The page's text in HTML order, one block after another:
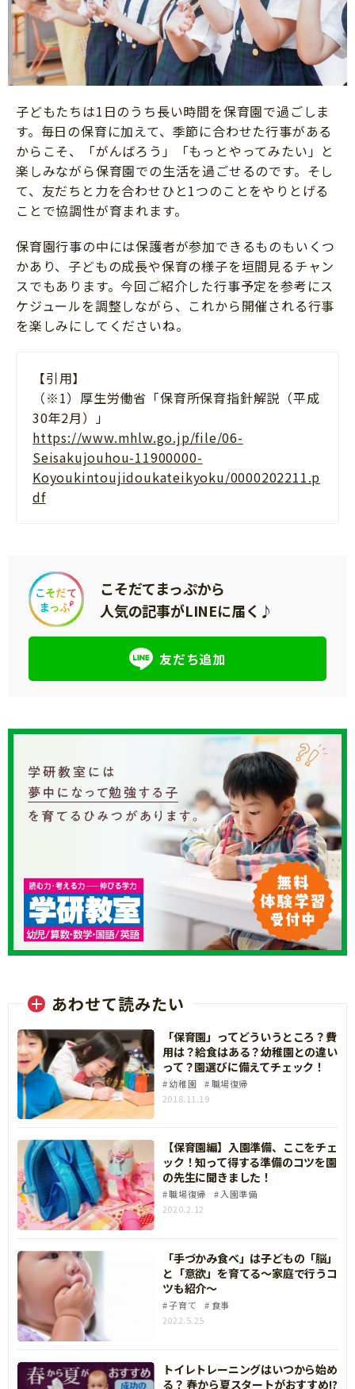
子どもたちは1日のうち長い時間を保育園で過ごしま
す。毎日の保育に加えて、季節に合わせた行事がある
からこそ、「がんばろう」「もっとやってみたい」と
楽しみながら保育園での生活を過ごせるのです。そし
て、友だちと力を合わせひと1つのことをやりとげる
ことで協調性が育まれます。
保育園行事の中には保護者が参加できるものもいくつ
かあり、子どもの成長や保育の様子を垣間見るチャン
スでもあります。今回ご紹介した行事予定を参考にス
ケジュールを調整しながら、これから開催される行事
を楽しみにしてくださいね。
【引用】
（※1）厚生労働省「保育所保育指針解説（平成
30年2月）」
https://www.mhlw.go.jp/file/06-
Seisakujouhou-11900000-
Koyoukintoujidoukateikyoku/0000202211.p
df
こそだてまっぷから
人気の記事がLINEに届く♪
友だち追加
あわせて読みたい
「保育園」ってどういうところ？費
用は？給食はある？幼稚園との違い
って？園選びに備えてチェック！
幼稚園
職場復帰
2018.11.19
【保育園編】入園準備、ここをチェ
ック！知って得する準備のコツを園
の先生に聞きました！
職場復帰
入園準備
2020.2.12
「手づかみ食べ」は子どもの「脳」
と「意欲」を育てる～家庭で行うコ
ツも紹介～
子育て
食事
2022.5.25
トイレトレーニングはいつから始め
る？ 春から夏スタートがおすすめ!?